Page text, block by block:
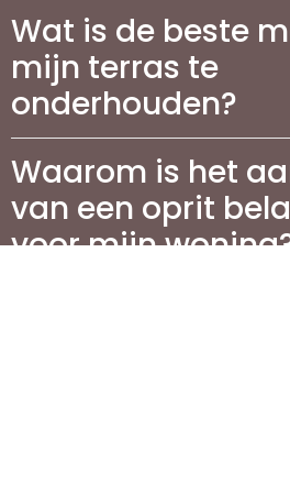
Wat is de beste
mijn terras te
onderhouden?
Waarom is het
van een oprit
voor mijn